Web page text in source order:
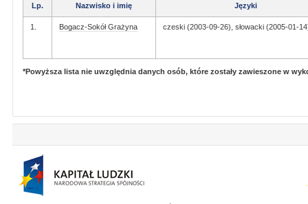
Lp. Nazwisko i imię Języki
1. Bogacz-Sokół Grażyna czeski (2003-09-26), słowacki (2005-01-
*Powyższa lista nie uwzględnia danych osób, które zostały zawieszone w